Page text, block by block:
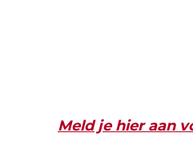
Meld je hier aan